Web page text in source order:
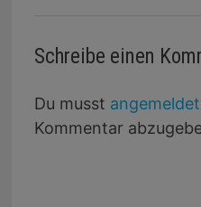
Schreibe einen
Du musst angemeldet
Kommentar